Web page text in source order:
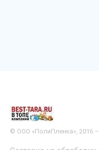
© ООО «ПолиПленка», 2016